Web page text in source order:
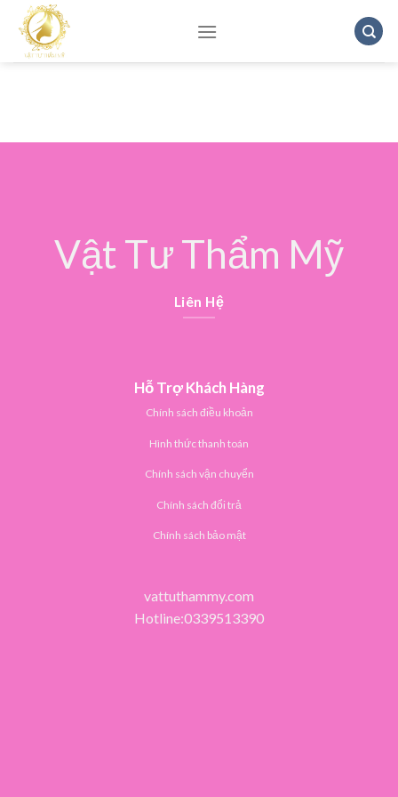
Vật Tư Thẩm Mỹ
Liên Hệ
Hỗ Trợ Khách Hàng
Chính sách điều khoản
Hình thức thanh toán
Chính sách vận chuyển
Chính sách đổi trả
Chính sách bảo mật
vattuthammy.com
Hotline:0339513390